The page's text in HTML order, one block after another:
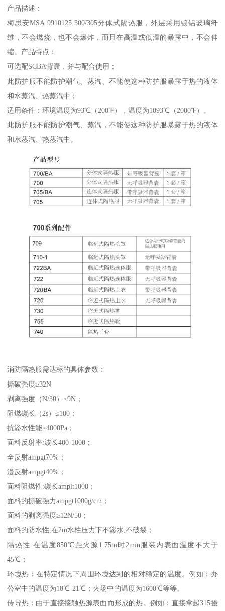
产品描述：
梅思安MSA 9910125 300/305分体式隔热服，外层采用镀铝玻璃纤
维，不会燃烧，也不会爆炸，而且在高温或低温的暴露中，不会伸
缩。产品特点：
可选配SCBA背囊，并与配合使用；
此防护服不能防护潮气、蒸汽、不能使这种防护服暴露于热的液体
和水蒸汽、热蒸汽中；
适用条件：环境温度为93℃（200℉），温度为1093℃（2000℉）。
此防护服不能防护潮气、蒸汽，不能使这种防护服暴露于热的液体
和水蒸汽、热蒸汽中。
消防隔热服需达标的具体参数：
撕破强度≥32N
剥离强度（N/30）≥9N；
阻燃碳长（2s）≤100；
抗渗水性能≥4000Pa；
面料反射率:波长400-1000；
全反射ampgt70%；
漫反射ampgt40%；
面料阻燃性:碳长amplt1000；
面料的撕破强力ampgt1000g/cm；
面料的剥离强度≥12N/50；
面料的防水性,在2m水柱压力下不渗水,不破裂；
隔热性:在温度850℃距火源1.75m时2min服装内表面温度不大于
45℃；
环境热：在特定情况下周围环境达到的相对稳定的温度。例如：办
公室中的温度为18℃-21℃；火场中的温度为1600℃等等。
传导热：由于直接接触热源表面而形成的热。例如：直接拿起315摄